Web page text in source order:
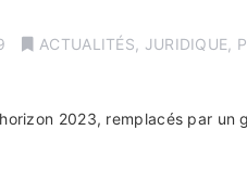
ACTUALITÉS JURIDIQUE
2023, remplacés par